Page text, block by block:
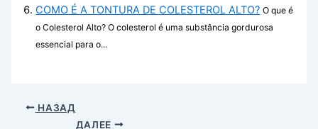
COMO É A TONTURA DE COLESTEROL ALTO? O que é
o Colesterol Alto? O colesterol é uma substância gordurosa
essencial para o...
НАЗАД
ДАЛЕЕ